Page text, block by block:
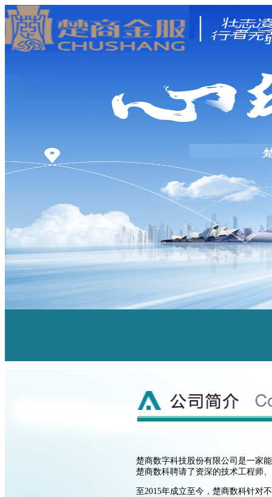
楚商数字科技股份有限公司是一家
楚商数科聘请了资深的技术工程师
至2015年成立至今，楚商数科针对